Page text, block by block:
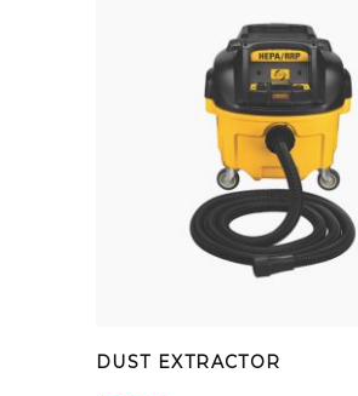
DUST EXTRACTOR